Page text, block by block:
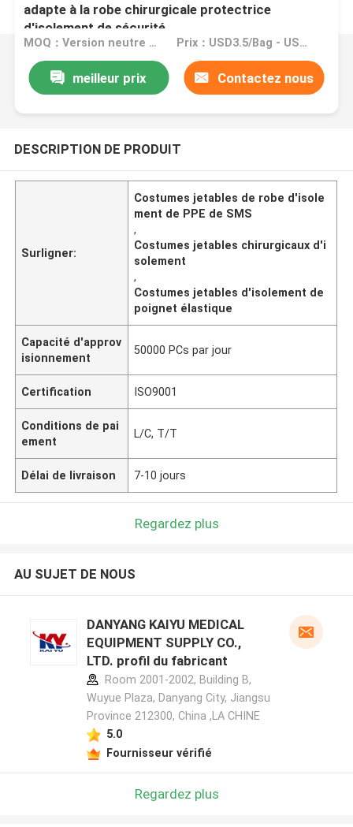
adapte à la robe chirurgicale protectrice
d'isolement de sécurité
MOQ：Version neutre anglaise : MOQ 10000PCS/OEM : MOQ 50000PCS Prix：USD3.5/Bag - USD4.0/Bag
meilleur prix Contactez nous
DESCRIPTION DE PRODUIT
Surligner:
Costumes jetables de robe d'isole
ment de PPE de SMS
,
Costumes jetables chirurgicaux d'i
solement
,
Costumes jetables d'isolement de
poignet élastique
Capacité d'approv
isionnement
50000 PCs par jour
Certification ISO9001
Conditions de pai
ement
L/C, T/T
Délai de livraison 7-10 jours
Regardez plus
AU SUJET DE NOUS
DANYANG KAIYU MEDICAL
EQUIPMENT SUPPLY CO.,
LTD. profil du fabricant
Room 2001-2002, Building B,
Wuyue Plaza, Danyang City, Jiangsu
Province 212300, China ,LA CHINE
5.0
Fournisseur vérifié
Regardez plus